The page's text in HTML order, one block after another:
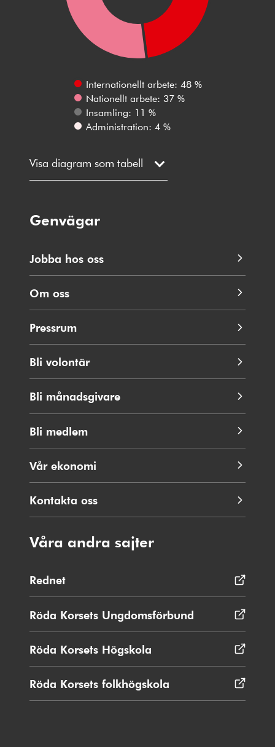
Internationellt arbete: 48 %
Nationellt arbete: 37 %
Insamling: 11 %
Administration: 4 %
Visa diagram som tabell
Genvägar
Jobba hos oss
Om oss
Pressrum
Bli volontär
Bli månadsgivare
Bli medlem
Vår ekonomi
Kontakta oss
Våra andra sajter
Rednet
i
nytt
fönster
Röda Korsets Ungdomsförbund Öppnas
i
Röda Korsets Högskola
i
nytt
fönster
Röda Korsets folkhögskola
i